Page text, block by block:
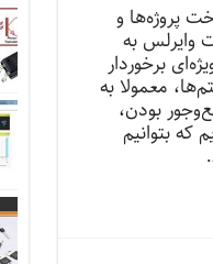
پروژه‌ها و
وایرلس به
برخوردار
معمولا به
بودن،
که بتوانیم